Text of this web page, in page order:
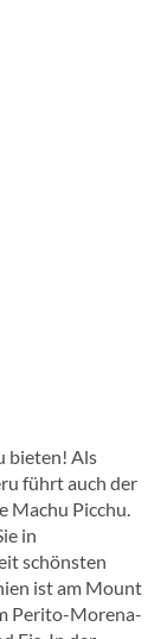
bieten! Als
führt auch der
Machu Picchu.
in
schönsten
ist am Mount
Perito-Morena-